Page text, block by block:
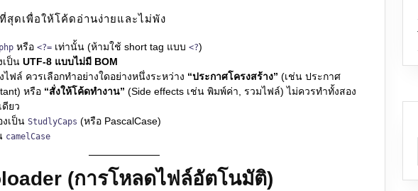
สุดเพื่อให้โค้ดอ่านง่ายและไม่พัง
หรือ <?= เท่านั้น (ห้ามใช้ short tag แบบ <?)
เป็น UTF-8 แบบไม่มี BOM
ไฟล์ ควรเลือกทำอย่างใดอย่างหนึ่งระหว่าง “ประกาศโครงสร้าง” (เช่น ประกาศ
หรือ “สั่งให้โค้ดทำงาน” (Side effects เช่น พิมพ์ค่า, รวมไฟล์) ไม่ควรทำทั้งสอง
ยว
งเป็น StudlyCaps (หรือ PascalCase)
camelCase
(การโหลดไฟล์อัตโนมัติ)